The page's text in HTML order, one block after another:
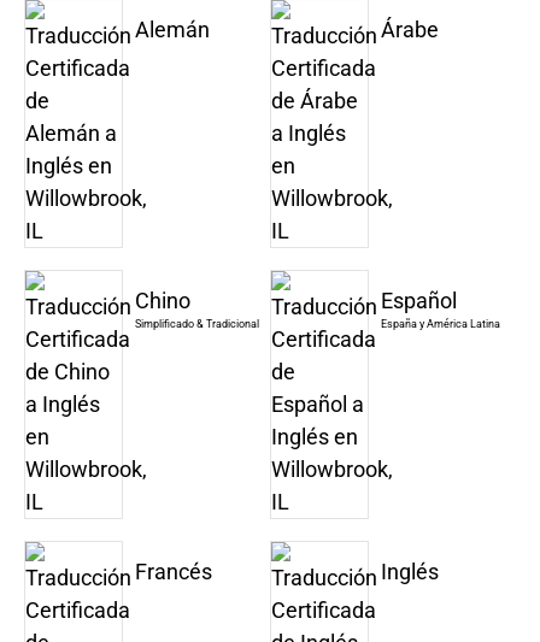
Alemán Árabe
Chino
Simplificado & Tradicional
Español
España y América Latina
Francés Inglés